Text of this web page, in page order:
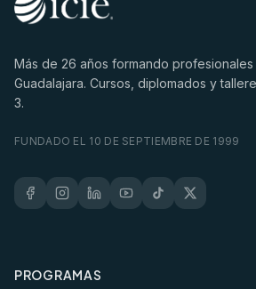
Más de 26 años formando
Guadalajara. Cursos, diplomados y
3.
FUNDADO EL 10 DE SEPTIEMBRE DE 1999
PROGRAMAS